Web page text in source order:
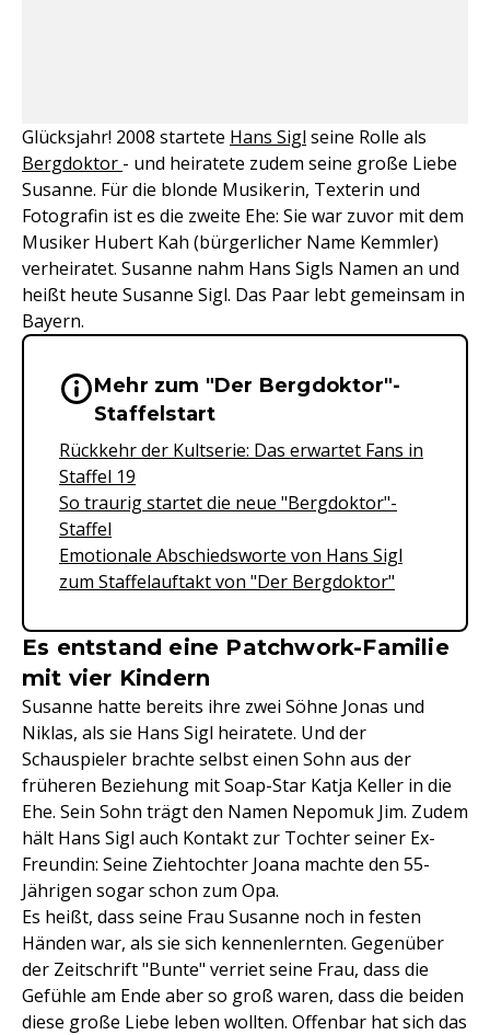
Glücksjahr! 2008 startete Hans Sigl seine Rolle als
Bergdoktor - und heiratete zudem seine große Liebe
Susanne. Für die blonde Musikerin, Texterin und
Fotografin ist es die zweite Ehe: Sie war zuvor mit dem
Musiker Hubert Kah (bürgerlicher Name Kemmler)
verheiratet. Susanne nahm Hans Sigls Namen an und
heißt heute Susanne Sigl. Das Paar lebt gemeinsam in
Bayern.
Wichtige Hinweise &
Mehr zum "Der Bergdoktor"-
Staffelstart
Rückkehr der Kultserie: Das erwartet Fans in
Staffel 19
So traurig startet die neue "Bergdoktor"-
Staffel
Emotionale Abschiedsworte von Hans Sigl
zum Staffelauftakt von "Der Bergdoktor"
Es entstand eine Patchwork-Familie
mit vier Kindern
Susanne hatte bereits ihre zwei Söhne Jonas und
Niklas, als sie Hans Sigl heiratete. Und der
Schauspieler brachte selbst einen Sohn aus der
früheren Beziehung mit Soap-Star Katja Keller in die
Ehe. Sein Sohn trägt den Namen Nepomuk Jim. Zudem
hält Hans Sigl auch Kontakt zur Tochter seiner Ex-
Freundin: Seine Ziehtochter Joana machte den 55-
Jährigen sogar schon zum Opa.
Es heißt, dass seine Frau Susanne noch in festen
Händen war, als sie sich kennenlernten. Gegenüber
der Zeitschrift "Bunte" verriet seine Frau, dass die
Gefühle am Ende aber so groß waren, dass die beiden
diese große Liebe leben wollten. Offenbar hat sich das